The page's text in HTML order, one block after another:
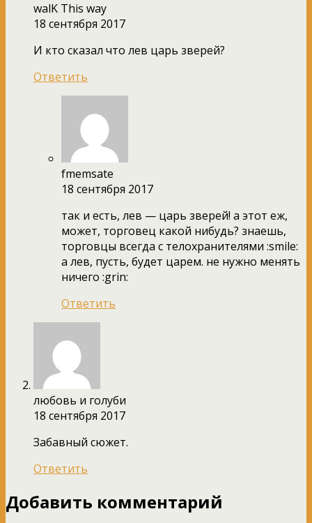
walK This way
18 сентября 2017
И кто сказал что лев царь зверей?
Ответить
fmemsate
18 сентября 2017
так и есть, лев — царь зверей! а этот еж,
может, торговец какой нибудь? знаешь,
торговцы всегда с телохранителями :smile:
а лев, пусть, будет царем. не нужно менять
ничего :grin:
Ответить
любовь и голуби
18 сентября 2017
Забавный сюжет.
Ответить
Добавить комментарий